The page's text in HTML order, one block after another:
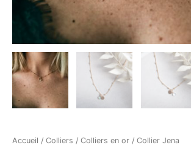
Accueil / Colliers / Colliers en or / Collier Jena